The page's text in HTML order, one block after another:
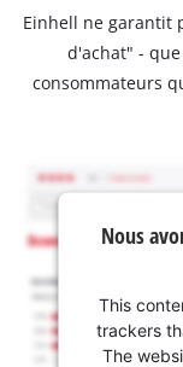
Einhell ne garantit
d'achat" -
consommateurs
Nous
This
trackers
The